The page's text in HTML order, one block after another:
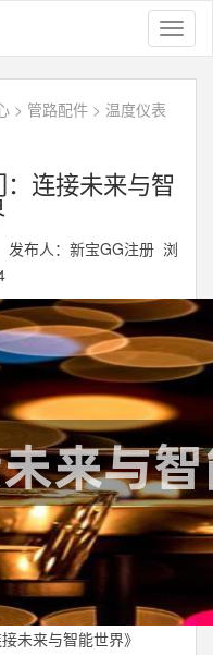
> 管路配件 > 温度仪表
连接未来与智
布人：新宝GG注册 浏
未来与智能世界》